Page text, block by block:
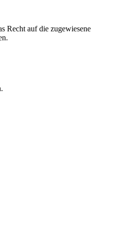
Recht auf die zugewiesene